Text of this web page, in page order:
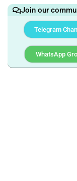
Join our
Telegram
WhatsApp